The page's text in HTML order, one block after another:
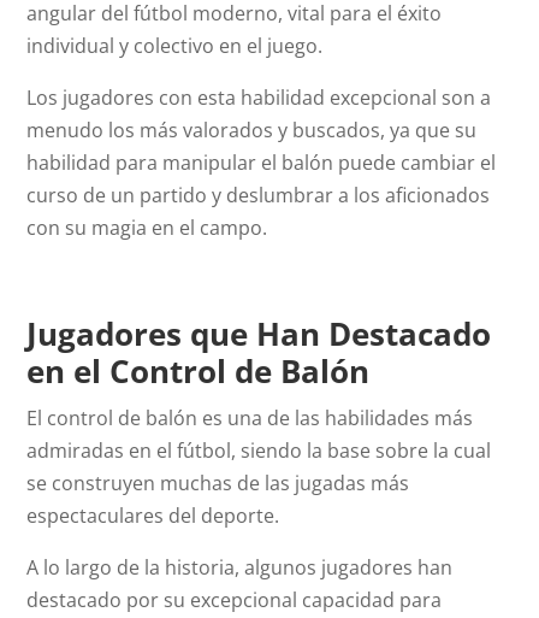
angular del fútbol moderno, vital para el éxito
individual y colectivo en el juego.
Los jugadores con esta habilidad excepcional son a
menudo los más valorados y buscados, ya que su
habilidad para manipular el balón puede cambiar el
curso de un partido y deslumbrar a los aficionados
con su magia en el campo.
Jugadores que Han Destacado
en el Control de Balón
El control de balón es una de las habilidades más
admiradas en el fútbol, siendo la base sobre la cual
se construyen muchas de las jugadas más
espectaculares del deporte.
A lo largo de la historia, algunos jugadores han
destacado por su excepcional capacidad para